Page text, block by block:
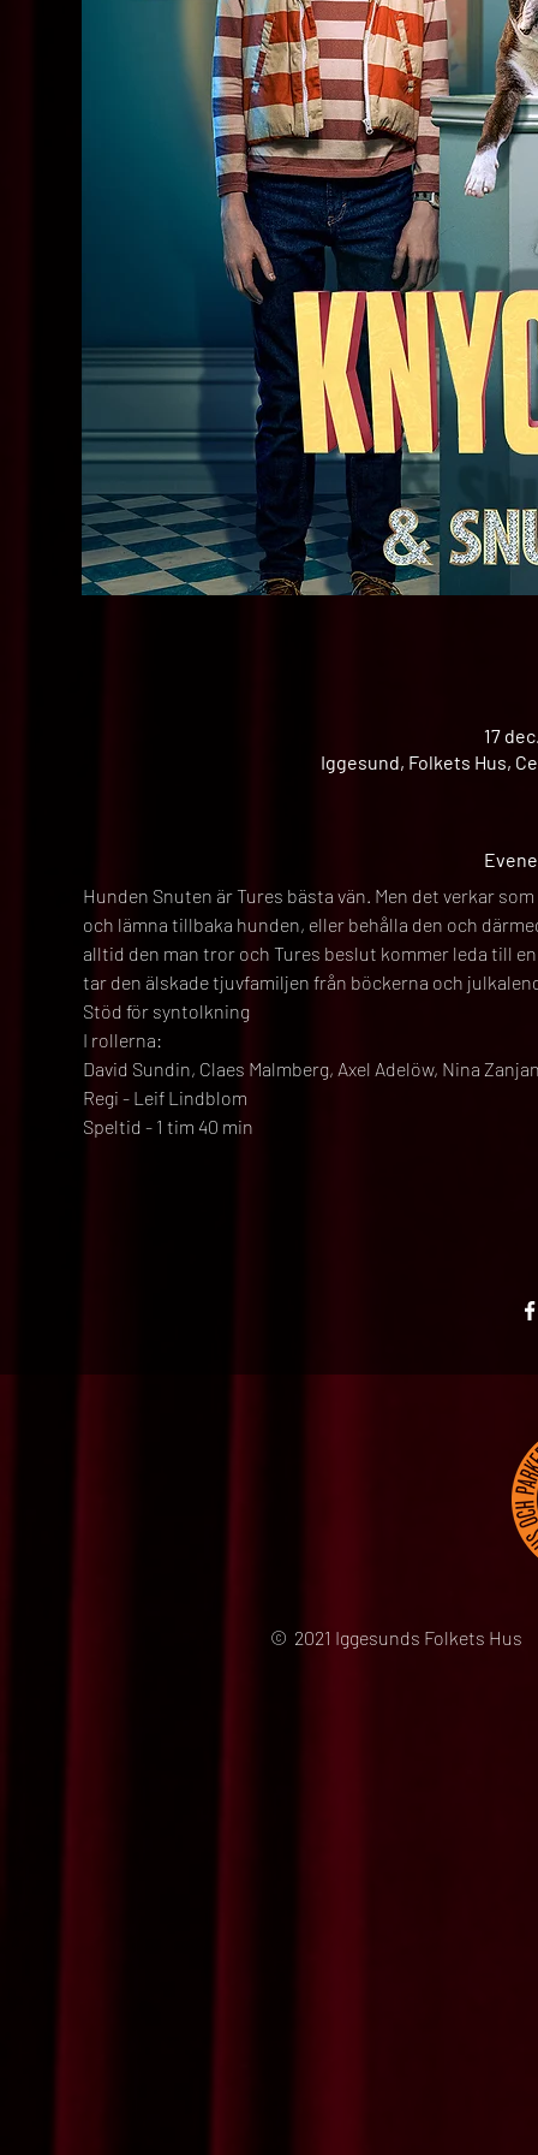
17
Iggesund, Folkets Hus,
Hunden Snuten är Tures bästa vän. Men det verkar
och lämna tillbaka hunden, eller behålla den och
alltid den man tror och Tures beslut kommer leda till
tar den älskade tjuvfamiljen från böckerna och
Stöd för syntolkning
I rollerna:
David Sundin, Claes Malmberg, Axel Adelöw, Nina
Regi - Leif Lindblom
Speltid - 1 tim 40 min
© 2021 Iggesunds Folkets